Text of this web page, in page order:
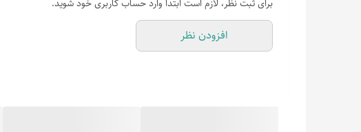
برای ثبت نظر، لازم است ابتدا وارد حساب کاربری خود شوید.
افزودن نظر